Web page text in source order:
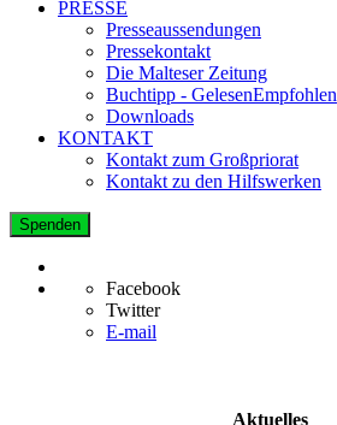
PRESSE
Presseaussendungen
Pressekontakt
Die Malteser Zeitung
Buchtipp - GelesenEmpfohlen
Downloads
KONTAKT
Kontakt zum Großpriorat
Kontakt zu den Hilfswerken
Spenden
Facebook
Twitter
E-mail
Aktuelles